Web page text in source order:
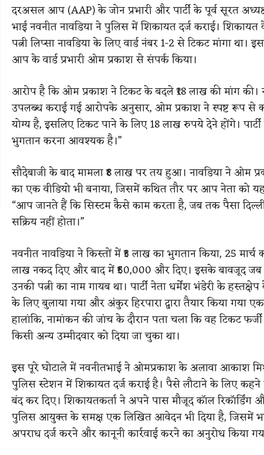
दरअसल आप (AAP) के जोन प्रभारी और पार्टी के पूर्व सूरत
भाई नवनीत नावडिया ने पुलिस में शिकायत दर्ज कराई।
पत्नी लिप्सा नावडिया के लिए वार्ड नंबर 1-2 से टिकट मांगा था।
आप के वार्ड प्रभारी ओम प्रकाश से संपर्क किया।
आरोप है कि ओम प्रकाश ने टिकट के बदले ₹18 लाख की मांग की।
उपलब्ध कराई गई आरोपके अनुसार, ओम प्रकाश ने स्पष्ट रूप से
योग्य है, इसलिए टिकट पाने के लिए 18 लाख रुपये देने होंगे।
भुगतान करना आवश्यक है।”
सौदेबाजी के बाद मामला ₹8 लाख पर तय हुआ। नावडिया ने ओम
का एक वीडियो भी बनाया, जिसमें कथित तौर पर आप नेता को
“आप जानते हैं कि सिस्टम कैसे काम करता है, जब तक पैसा
सक्रिय नहीं होता।”
नवनीत नावडिया ने किस्तों में ₹3 लाख का भुगतान किया, 25
लाख नकद दिए और बाद में ₹50,000 और दिए। इसके बावजूद जब
उनकी पत्नी का नाम गायब था। पार्टी नेता धर्मेश भंडेरी के
के लिए बुलाया गया और अंकुर हिरपारा द्वारा तैयार किया गया
हालांकि, नामांकन की जांच के दौरान पता चला कि वह टिकट
किसी अन्य उम्मीदवार को दिया जा चुका था।
इस पूरे घोटाले में नवनीतभाई ने ओमप्रकाश के अलावा आकाश
पुलिस स्टेशन में शिकायत दर्ज कराई है। पैसे लौटाने के लिए
बंद कर दिए।शिकायतकर्ता ने अपने पास मौजूद कॉल
पुलिस आयुक्त के समक्ष एक लिखित आवेदन भी दिया है, जिसमें
अपराध दर्ज करने और कानूनी कार्रवाई करने का अनुरोध किया